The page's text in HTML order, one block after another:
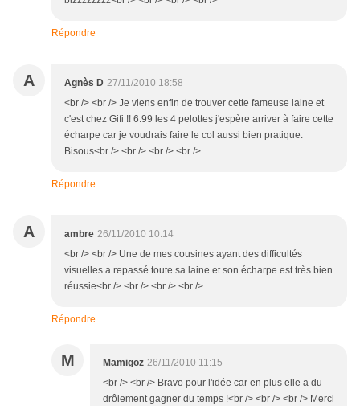
Répondre
A Agnès D 27/11/2010 18:58
<br /> <br /> Je viens enfin de trouver cette fameuse laine et
c'est chez Gifi !! 6.99 les 4 pelottes j'espère arriver à faire cette
écharpe car je voudrais faire le col aussi bien pratique.
Bisous<br /> <br /> <br /> <br />
Répondre
A ambre 26/11/2010 10:14
<br /> <br /> Une de mes cousines ayant des difficultés
visuelles a repassé toute sa laine et son écharpe est très bien
réussie<br /> <br /> <br /> <br />
Répondre
M Mamigoz 26/11/2010 11:15
<br /> <br /> Bravo pour l'idée car en plus elle a du
drôlement gagner du temps !<br /> <br /> <br /> Merci